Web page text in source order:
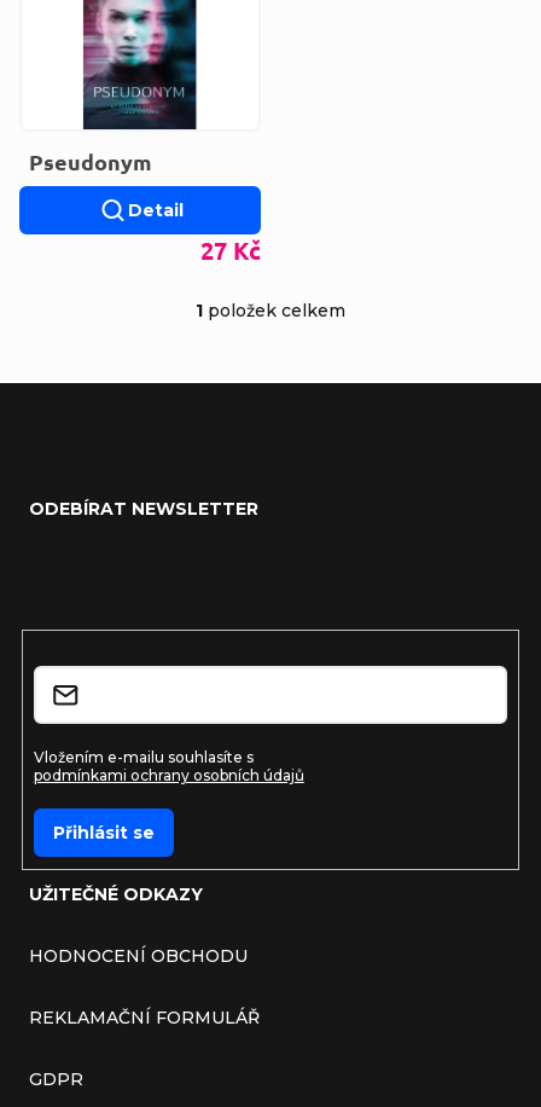
Pseudonym
27 Kč
Detail
1 položek celkem
UŽITEČNÉ ODKAZY
HODNOCENÍ OBCHODU
REKLAMAČNÍ FORMULÁŘ
GDPR
ODEBÍRAT NEWSLETTER
Vložením e-mailu souhlasíte s
podmínkami ochrany osobních údajů
Přihlásit se